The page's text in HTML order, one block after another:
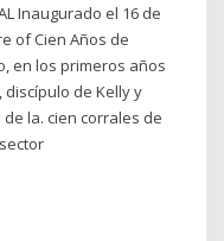
Inaugurado el 16 de
of Cien Años de
en los primeros años
de Kelly y
la. cien corrales de